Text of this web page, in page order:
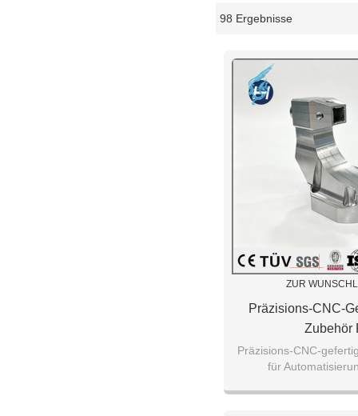
98 Ergebnisse
ZUR
Präzisions-CNC-
Zubehör
Präzisions-CNC-
für